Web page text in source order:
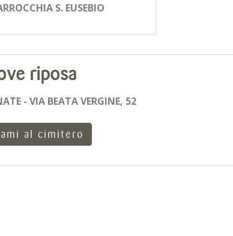
S. EUSEBIO
riposa
- VIA BEATA VERGINE, 52
al cimitero